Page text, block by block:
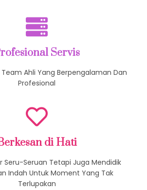
Servis
Ahli Yang Berpengalaman Dan
Profesional
di Hati
Seru-Seruan Tetapi Juga Mendidik
Indah Untuk Moment Yang Tak
Terlupakan